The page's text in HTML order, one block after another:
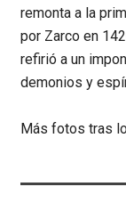
remonta a la
por Zarco en
refirió a un
demonios y
Más fotos tras